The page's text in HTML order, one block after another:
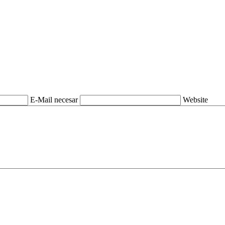
E-Mail necesar Website